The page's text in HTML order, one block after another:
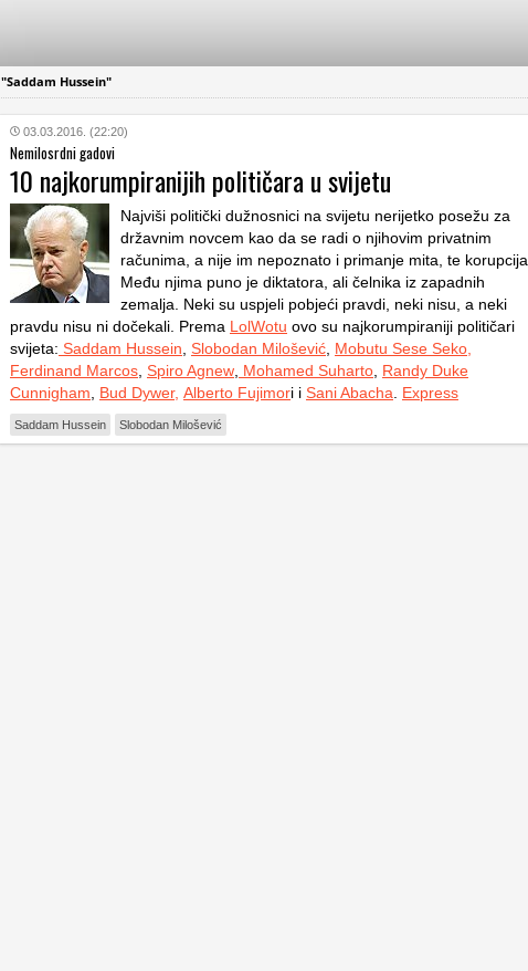
"Saddam Hussein"
03.03.2016. (22:20)
Nemilosrdni gadovi
10 najkorumpiranijih političara u svijetu
Najviši politički dužnosnici na svijetu nerijetko posežu za
državnim novcem kao da se radi o njihovim privatnim
računima, a nije im nepoznato i primanje mita, te korupcija.
Među njima puno je diktatora, ali čelnika iz zapadnih
zemalja. Neki su uspjeli pobjeći pravdi, neki nisu, a neki
pravdu nisu ni dočekali. Prema LolWotu ovo su najkorumpiraniji političari
svijeta: Saddam Hussein Slobodan Milošević Mobutu Sese Seko,
Ferdinand Marcos Spiro Agnew Mohamed Suharto Randy Duke
Cunnigham
Bud Dywer, Alberto Fujimori i Sani Abacha Express
Saddam Hussein Slobodan Milošević